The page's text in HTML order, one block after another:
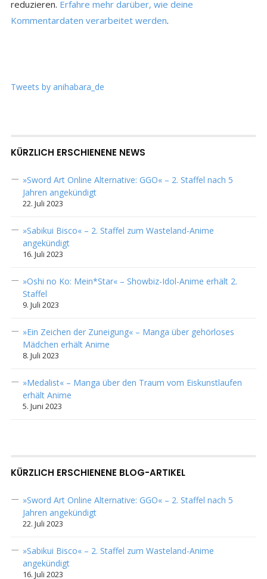
reduzieren. Erfahre mehr darüber, wie deine
Kommentardaten verarbeitet werden.
Tweets by anihabara_de
KÜRZLICH ERSCHIENENE NEWS
»Sword Art Online Alternative: GGO« – 2. Staffel nach 5
Jahren angekündigt
22. Juli 2023
»Sabikui Bisco« – 2. Staffel zum Wasteland-Anime
angekündigt
16. Juli 2023
»Oshi no Ko: Mein*Star« – Showbiz-Idol-Anime erhält 2.
Staffel
9. Juli 2023
»Ein Zeichen der Zuneigung« – Manga über gehörloses
Mädchen erhält Anime
8. Juli 2023
»Medalist« – Manga über den Traum vom Eiskunstlaufen
erhält Anime
5. Juni 2023
KÜRZLICH ERSCHIENENE BLOG-ARTIKEL
»Sword Art Online Alternative: GGO« – 2. Staffel nach 5
Jahren angekündigt
22. Juli 2023
»Sabikui Bisco« – 2. Staffel zum Wasteland-Anime
angekündigt
16. Juli 2023